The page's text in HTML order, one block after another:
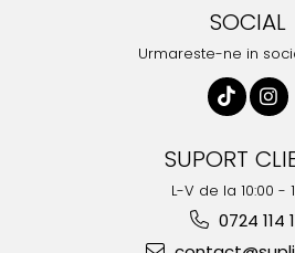
SOCIAL
Urmareste-ne in
SUPORT
L-V de la 10:00 -
0724 114